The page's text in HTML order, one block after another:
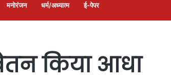
मनोरंजन धर्म/अध्यात्म ई-पेपर
किया आधा